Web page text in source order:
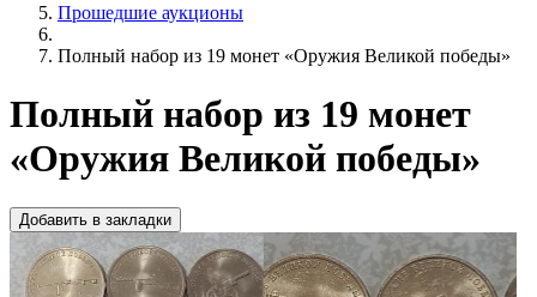
Прошедшие аукционы
Полный набор из 19 монет «Оружия Великой победы»
Полный набор из 19 монет
«Оружия Великой победы»
Добавить в закладки